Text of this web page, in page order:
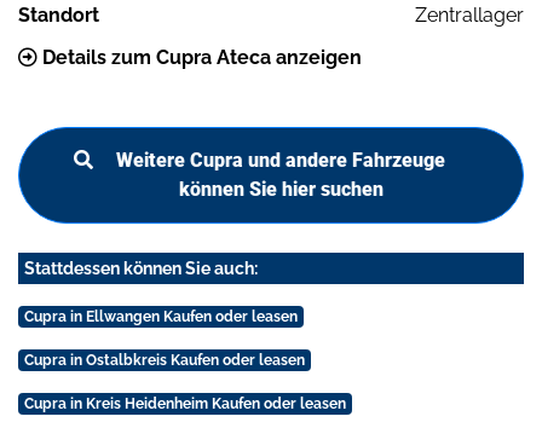
Standort
Zentrallager
Details zum Cupra Ateca anzeigen
Weitere Cupra und andere Fahrzeuge
können Sie hier suchen
Stattdessen können Sie auch:
Cupra in Ellwangen Kaufen oder leasen
Cupra in Ostalbkreis Kaufen oder leasen
Cupra in Kreis Heidenheim Kaufen oder leasen